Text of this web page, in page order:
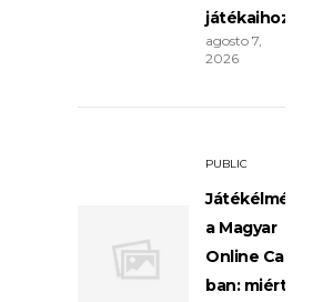
játékaihoz
agosto 7,
2026
PUBLIC
a Magyar
Online Casino-
ban: miért